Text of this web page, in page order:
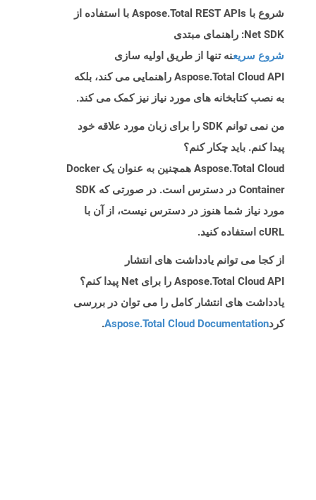
شروع با Aspose.Total REST APIs با استفاده از
Net SDK: راهنمای مبتدی
شروع سریعنه تنها از طریق اولیه سازی
Aspose.Total Cloud API راهنمایی می کند، بلکه
به نصب کتابخانه های مورد نیاز نیز کمک می کند.
من نمی توانم SDK را برای زبان مورد علاقه خود
پیدا کنم. باید چکار کنم؟
Aspose.Total Cloud همچنین به عنوان یک Docker
Container در دسترس است. در صورتی که SDK
مورد نیاز شما هنوز در دسترس نیست، از آن با
cURL استفاده کنید.
از کجا می توانم یادداشت های انتشار
Aspose.Total Cloud API را برای Net پیدا کنم؟
یادداشت های انتشار کامل را می توان در بررسی
کردAspose.Total Cloud Documentation
.